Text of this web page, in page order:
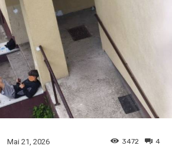
Mai 21, 2026 4
3472